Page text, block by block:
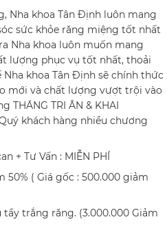
Nha khoa Tân Định luôn mang
sức khỏe răng miệng tốt nhất
Nha khoa luôn muốn mang
lượng phục vụ tốt nhất, thoải
Nha khoa Tân Định sẽ chính thức
mới và chất lượng vượt trội vào
THÁNG TRI ÂN & KHAI
khách hàng nhiều chương
+ Tư Vấn : MIỄN PHÍ
50% ( Giá gốc : 500.000 giảm
trắng răng. (3.000.000 Giảm